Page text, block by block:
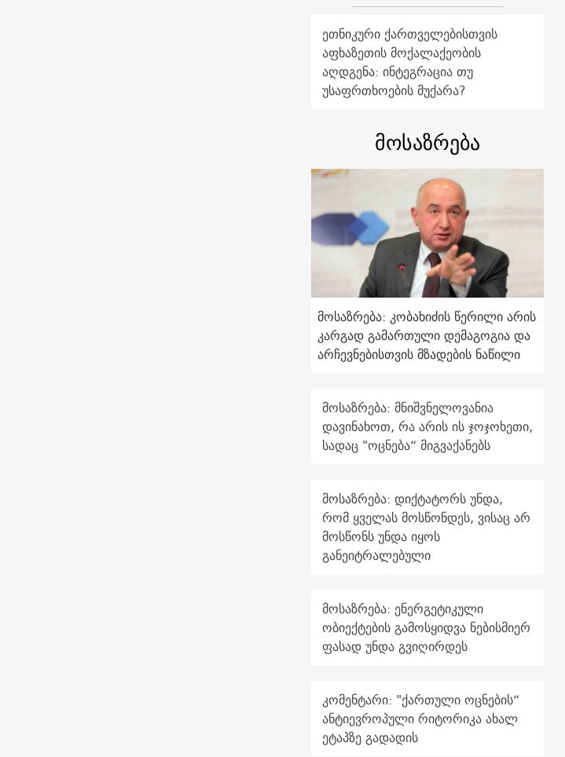
ეთნიკური ქართველებისთვის
აფხაზეთის მოქალაქეობის
აღდგენა: ინტეგრაცია თუ
უსაფრთხოების მუქარა?
მოსაზრება
მოსაზრება: კობახიძის წერილი არის
კარგად გამართული დემაგოგია და
არჩევნებისთვის მზადების ნაწილი
მოსაზრება: მნიშვნელოვანია
დავინახოთ, რა არის ის ჯოჯოხეთი,
სადაც "ოცნება“ მიგვაქანებს
მოსაზრება: დიქტატორს უნდა,
რომ ყველას მოსწონდეს, ვისაც არ
მოსწონს უნდა იყოს
განეიტრალებული
მოსაზრება: ენერგეტიკული
ობიექტების გამოსყიდვა ნებისმიერ
ფასად უნდა გვიღირდეს
კომენტარი: "ქართული ოცნების“
ანტიევროპული რიტორიკა ახალ
ეტაპზე გადადის